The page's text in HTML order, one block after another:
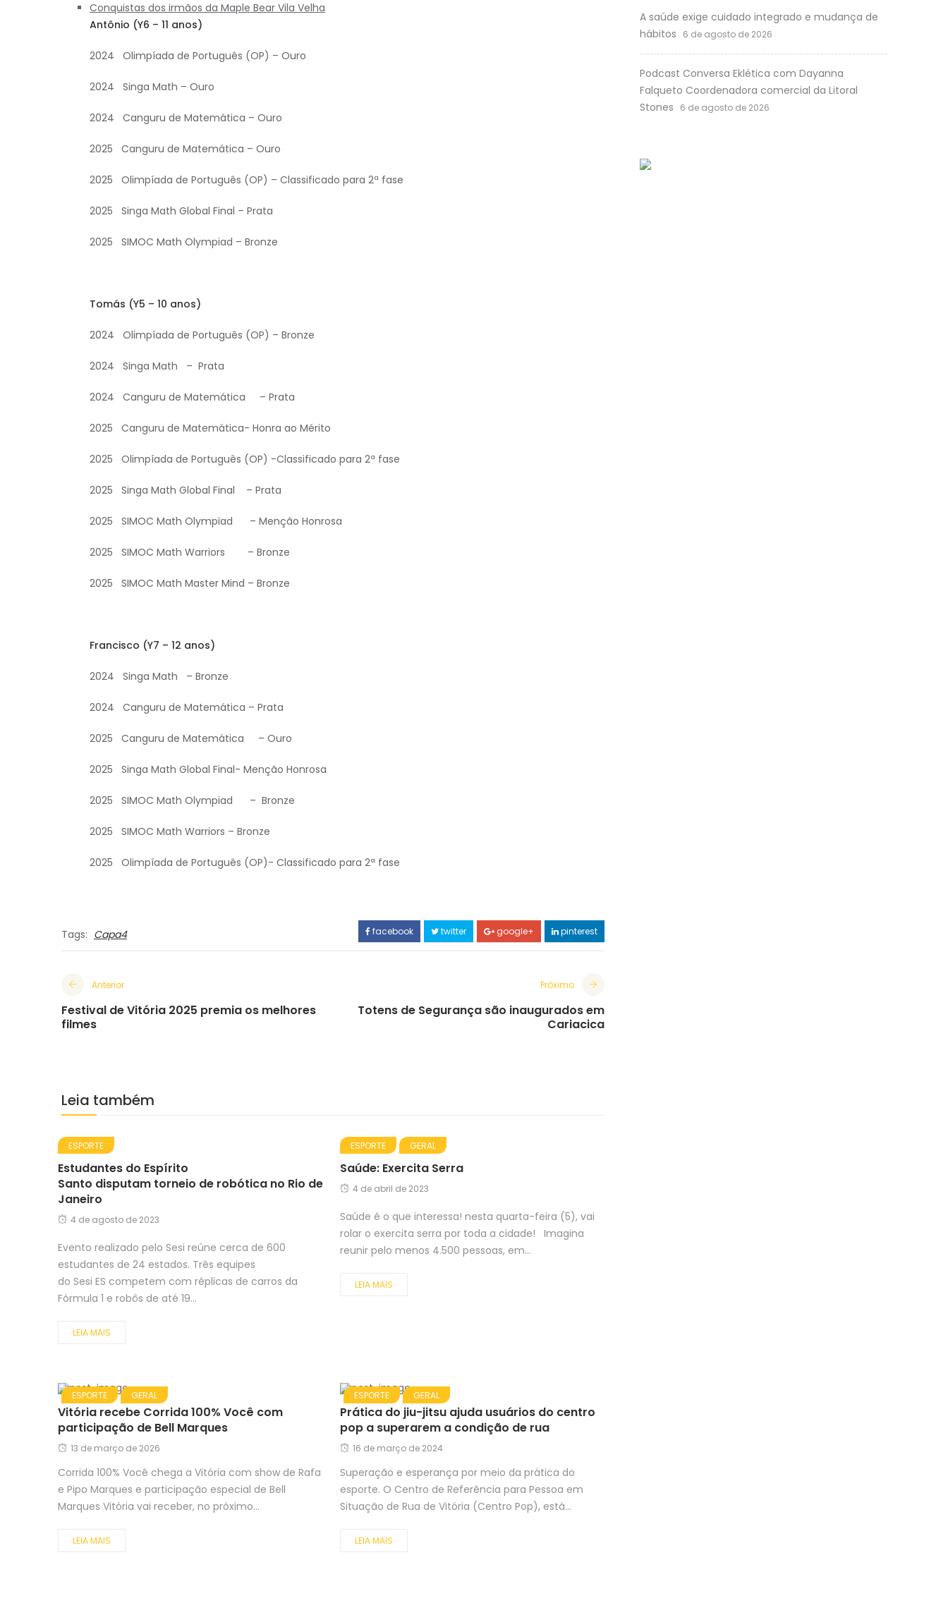
Conquistas dos irmãos da Maple Bear Vila Velha
Antônio (Y6 – 11 anos)
2024 Olimpíada de Português (OP) – Ouro
2024 Singa Math – Ouro
2024 Canguru de Matemática – Ouro
2025 Canguru de Matemática – Ouro
2025 Olimpíada de Português (OP) – Classificado para 2ª fase
2025 Singa Math Global Final – Prata
2025 SIMOC Math Olympiad – Bronze
Tomás (Y5 – 10 anos)
2024 Olimpíada de Português (OP) – Bronze
2024 Singa Math – Prata
2024 Canguru de Matemática – Prata
2025 Canguru de Matemática- Honra ao Mérito
2025 Olimpíada de Português (OP) -Classificado para 2ª fase
2025 Singa Math Global Final – Prata
2025 SIMOC Math Olympiad – Menção Honrosa
2025 SIMOC Math Warriors – Bronze
2025 SIMOC Math Master Mind – Bronze
Francisco (Y7 – 12 anos)
2024 Singa Math – Bronze
2024 Canguru de Matemática – Prata
2025 Canguru de Matemática – Ouro
2025 Singa Math Global Final- Menção Honrosa
2025 SIMOC Math Olympiad – Bronze
2025 SIMOC Math Warriors – Bronze
2025 Olimpíada de Português (OP)- Classificado para 2ª fase
Tags: Capa4 facebook twitter google+ pinterest
Anterior
Festival de Vitória 2025 premia os melhores
filmes
Próximo
Totens de Segurança são inaugurados em
Cariacica
Leia também
ESPORTE
Estudantes do Espírito
Santo disputam torneio de robótica no Rio de
Janeiro
4 de agosto de 2023
Evento realizado pelo Sesi reúne cerca de 600
estudantes de 24 estados. Três equipes
do Sesi ES competem com réplicas de carros da
Fórmula 1 e robôs de até 19...
LEIA MAIS
ESPORTE GERAL
Saúde: Exercita Serra
4 de abril de 2023
Saúde é o que interessa! nesta quarta-feira (5), vai
rolar o exercita serra por toda a cidade! Imagina
reunir pelo menos 4.500 pessoas, em...
LEIA MAIS
ESPORTE GERAL
Vitória recebe Corrida 100% Você com
participação de Bell Marques
13 de março de 2026
Corrida 100% Você chega a Vitória com show de Rafa
e Pipo Marques e participação especial de Bell
Marques Vitória vai receber, no próximo...
LEIA MAIS
ESPORTE GERAL
Prática do jiu-jitsu ajuda usuários do centro
pop a superarem a condição de rua
16 de março de 2024
Superação e esperança por meio da prática do
esporte. O Centro de Referência para Pessoa em
Situação de Rua de Vitória (Centro Pop), está...
LEIA MAIS
A saúde exige cuidado integrado e mudança de
hábitos
6 de agosto de 2026
Podcast Conversa Eklética com Dayanna
Falqueto Coordenadora comercial da Litoral
Stones
6 de agosto de 2026